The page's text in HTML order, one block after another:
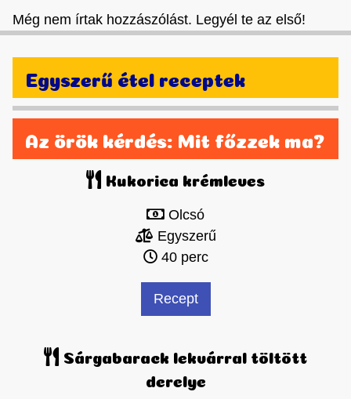
Még nem írtak hozzászólást. Legyél te az első!
Egyszerű étel receptek
Az örök kérdés: Mit főzzek ma?
Kukorica krémleves
Olcsó
Egyszerű
40 perc
Recept
Sárgabarack lekvárral töltött
derelye